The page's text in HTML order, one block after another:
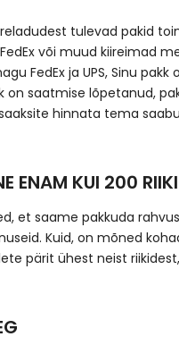
tulevad pakid
FedEx või muud kiireimad
FedEx ja UPS, Sinu
on saatmise lõpetanud,
hinnata tema
ENAM KUI 200 RIIKI
et saame pakkuda
Kuid, on mõned
pärit ühest neist